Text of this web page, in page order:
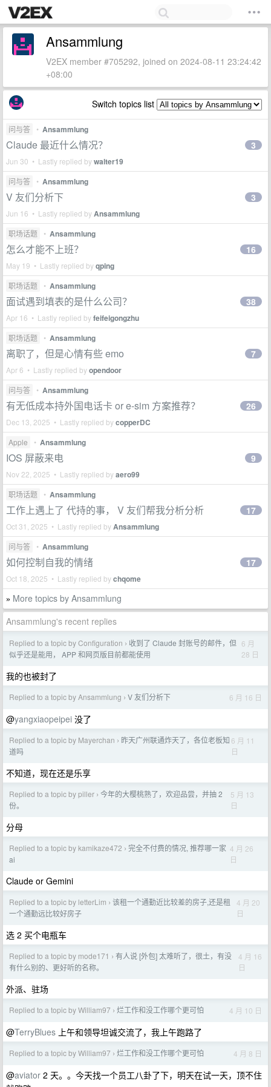
Ansammlung
V2EX member #705292, joined on 2024-08-11 23:24:42
+08:00
Switch topics list
问与答 • Ansammlung
Claude 最近什么情况？
Jun 30 • Lastly replied bywalter19
3
问与答 • Ansammlung
V 友们分析下
Jun 16 • Lastly replied byAnsammlung
3
职场话题 • Ansammlung
怎么才能不上班？
May 19 • Lastly replied byqping
16
职场话题 • Ansammlung
面试遇到填表的是什么公司？
Apr 16 • Lastly replied byfeifeigongzhu
38
职场话题 • Ansammlung
离职了，但是心情有些 emo
Apr 6 • Lastly replied byopendoor
7
问与答 • Ansammlung
有无低成本持外国电话卡 or e-sim 方案推荐？
Dec 13, 2025 • Lastly replied bycopperDC
26
Apple • Ansammlung
IOS 屏蔽来电
Nov 22, 2025 • Lastly replied byaero99
9
职场话题 • Ansammlung
工作上遇上了 代持的事， V 友们帮我分析分析
Oct 31, 2025 • Lastly replied byAnsammlung
17
问与答 • Ansammlung
如何控制自我的情绪
Oct 18, 2025 • Lastly replied bychqome
17
» More topics by Ansammlung
Ansammlung's recent replies
Replied to a topic by Configuration › 收到了 Claude 封账号的邮件，但
似乎还是能用， APP 和网页版目前都能使用
6 月
28 日
我的也被封了
Replied to a topic by Ansammlung › V 友们分析下 6 月 16 日
@yangxiaopeipei 没了
Replied to a topic by Mayerchan › 昨天广州联通炸天了，各位老板知
道吗
6 月 11
日
不知道，现在还是乐享
Replied to a topic by piller › 今年的大樱桃熟了，欢迎品尝，并抽 2
份。
5 月 13
日
分母
Replied to a topic by kamikaze472 › 完全不付费的情况, 推荐哪一家
ai
4 月 26
日
Claude or Gemini
Replied to a topic by letterLim › 该租一个通勤近比较差的房子,还是租
一个通勤远比较好房子
4 月 20
日
选 2 买个电瓶车
Replied to a topic by mode171 › 有人说 [外包] 太难听了，很土，有没
有什么别的、更好听的名称。
4 月 16
日
外派、驻场
Replied to a topic by William97 › 烂工作和没工作哪个更可怕 4 月 10 日
@TerryBlues 上午和领导坦诚交流了，我上午跑路了
Replied to a topic by William97 › 烂工作和没工作哪个更可怕 4 月 8 日
@aviator 2 天。。今天找一个员工八卦了下，明天在试一天，顶不住